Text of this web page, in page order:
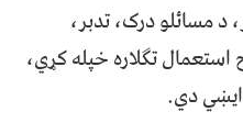
مسائلو درک، تدبر،
تګلاره خپله کړي،
ایښي دي.